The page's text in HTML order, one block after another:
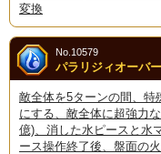
変換
パラリジィオーバ
No.10579
敵全体を5ターンの間、特
にする、敵全体に超強力
億)、消した水ピースと水
ース操作終了後、盤面の